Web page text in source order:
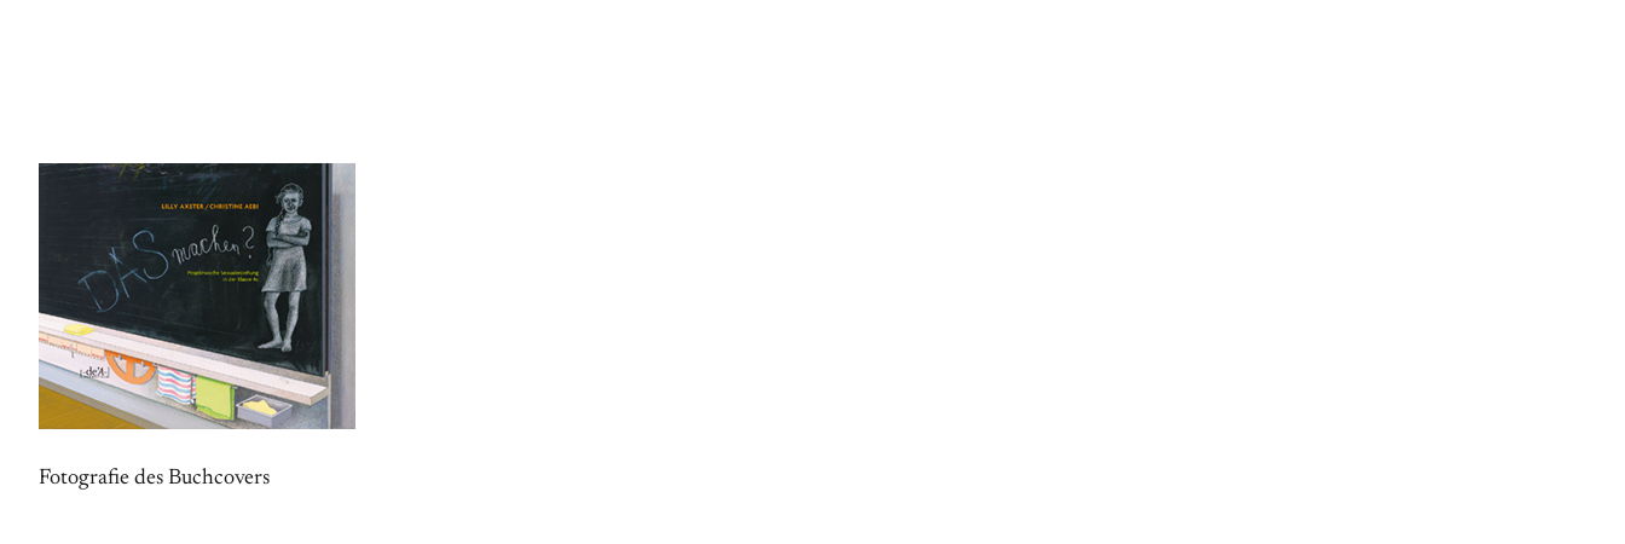
Fotografie des Buchcovers